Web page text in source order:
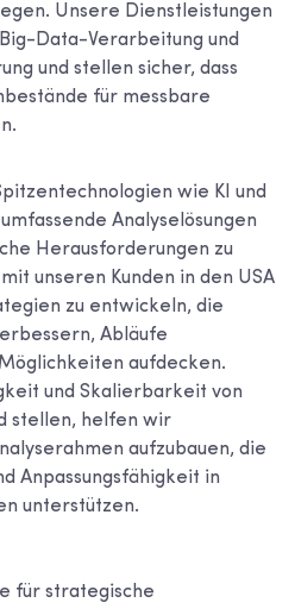
Unsere Dienstleistungen
Data-Verarbeitung und
und stellen sicher, dass
für messbare
wie KI und
Analyselösungen
Herausforderungen zu
unseren Kunden in den USA
zu entwickeln, die
Abläufe
aufdecken.
und Skalierbarkeit von
stellen, helfen wir
aufzubauen, die
Anpassungsfähigkeit in
unterstützen.
für strategische